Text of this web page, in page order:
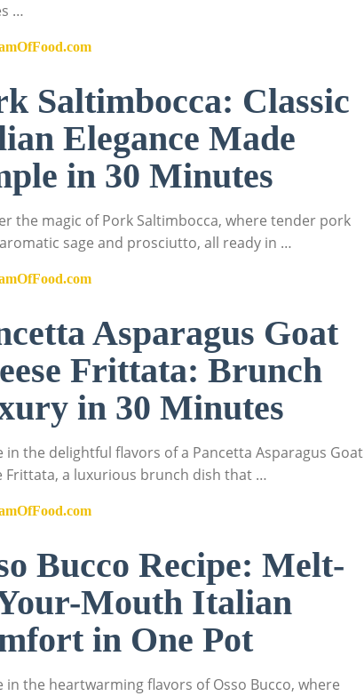
…
Saltimbocca: Classic
Elegance Made
in 30 Minutes
the magic of Pork Saltimbocca, where tender pork
sage and prosciutto, all ready in …
Asparagus Goat
Frittata: Brunch
in 30 Minutes
in the delightful flavors of a Pancetta Asparagus Goat
Frittata, a luxurious brunch dish that …
Bucco Recipe: Melt-
Mouth Italian
in One Pot
in the heartwarming flavors of Osso Bucco, where